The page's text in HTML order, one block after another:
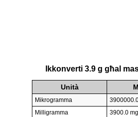
Ikkonverti 3.9 g għal
Unità
Mikrogramma
Milligramma
3900.0 mg